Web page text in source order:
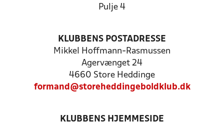
Pulje 4
KLUBBENS POSTADRESSE
Mikkel Hoffmann-Rasmussen
Agervænget 24
4660 Store Heddinge
formand@storeheddingeboldklub.dk
KLUBBENS HJEMMESIDE